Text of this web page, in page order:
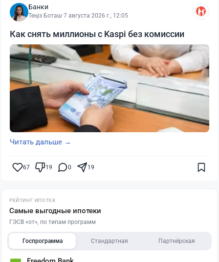
Банки
Теңіз Боташ·7 августа 2026 г., 12:05
Как снять миллионы с Kaspi без комиссии
Читать дальше →
67 19 0 19
РЕЙТИНГ ИПОТЕК
Самые выгодные ипотеки
ГЭСВ «от», по типам программ
Госпрограмма Стандартная Партнёрская